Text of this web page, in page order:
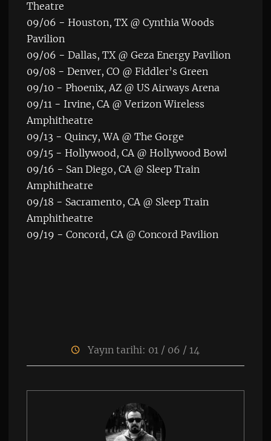
Theatre
09/06 − Houston, TX @ Cynthia Woods
Pavilion
09/06 − Dallas, TX @ Geza Energy Pavilion
09/08 − Denver, CO @ Fiddler’s Green
09/10 − Phoenix, AZ @ US Airways Arena
09/11 − Irvine, CA @ Verizon Wireless
Amphitheatre
09/13 − Quincy, WA @ The Gorge
09/15 − Hollywood, CA @ Hollywood Bowl
09/16 − San Diego, CA @ Sleep Train
Amphitheatre
09/18 − Sacramento, CA @ Sleep Train
Amphitheatre
09/19 − Concord, CA @ Concord Pavilion
Yayın tarihi: 01 / 06 / 14